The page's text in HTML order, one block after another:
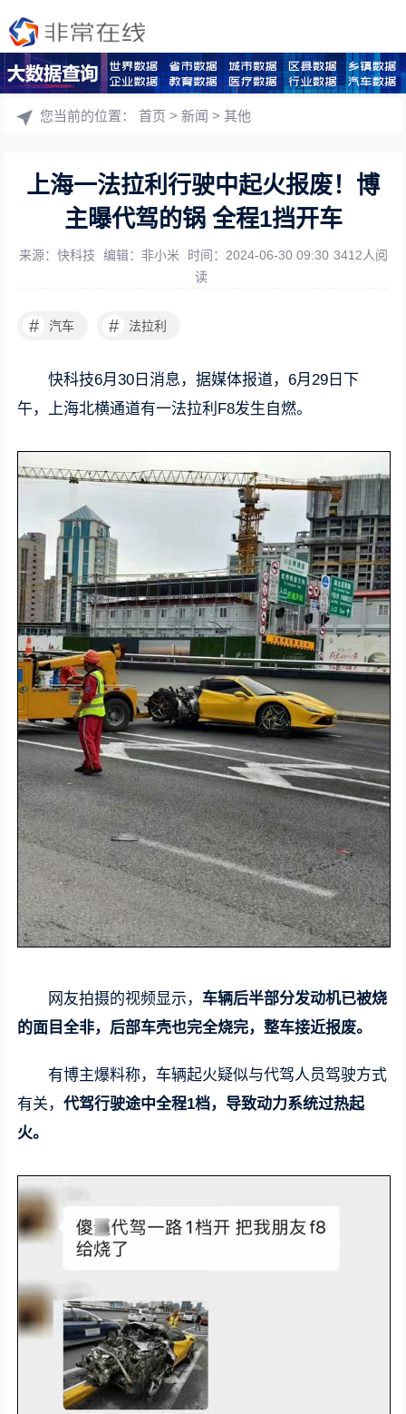
您当前的位置：首页 >新闻 >其他
上海一法拉利行驶中起火报废！博
主曝代驾的锅 全程1挡开车
来源：快科技 编辑：非小米 时间：2024-06-30 09:30 3412人阅
读
# 汽车 # 法拉利
快科技6月30日消息，据媒体报道，6月29日下
午，上海北横通道有一法拉利F8发生自燃。
网友拍摄的视频显示， 车辆后半部分发动机已被烧
的面目全非，后部车壳也完全烧完，整车接近报废。
有博主爆料称，车辆起火疑似与代驾人员驾驶方式
有关，代驾行驶途中全程1档，导致动力系统过热起
火。